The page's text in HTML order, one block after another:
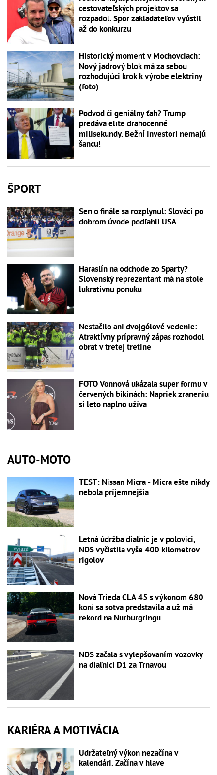
cestovateľských projektov sa
rozpadol. Spor zakladateľov vyústil
až do konkurzu
Historický moment v Mochovciach:
Nový jadrový blok má za sebou
rozhodujúci krok k výrobe elektriny
(foto)
Podvod či geniálny ťah? Trump
predáva elite drahocenné
milisekundy. Bežní investori nemajú
šancu!
ŠPORT
Sen o finále sa rozplynul: Slováci po
dobrom úvode podľahli USA
Haraslín na odchode zo Sparty?
Slovenský reprezentant má na stole
lukratívnu ponuku
Nestačilo ani dvojgólové vedenie:
Atraktívny prípravný zápas rozhodol
obrat v tretej tretine
FOTO Vonnová ukázala super formu v
červených bikinách: Napriek zraneniu
si leto naplno užíva
AUTO-MOTO
TEST: Nissan Micra - Micra ešte nikdy
nebola príjemnejšia
Letná údržba diaľnic je v polovici,
NDS vyčistila vyše 400 kilometrov
rigolov
Nová Trieda CLA 45 s výkonom 680
koní sa sotva predstavila a už má
rekord na Nurburgringu
NDS začala s vylepšovaním vozovky
na diaľnici D1 za Trnavou
KARIÉRA A MOTIVÁCIA
Udržateľný výkon nezačína v
kalendári. Začína v hlave